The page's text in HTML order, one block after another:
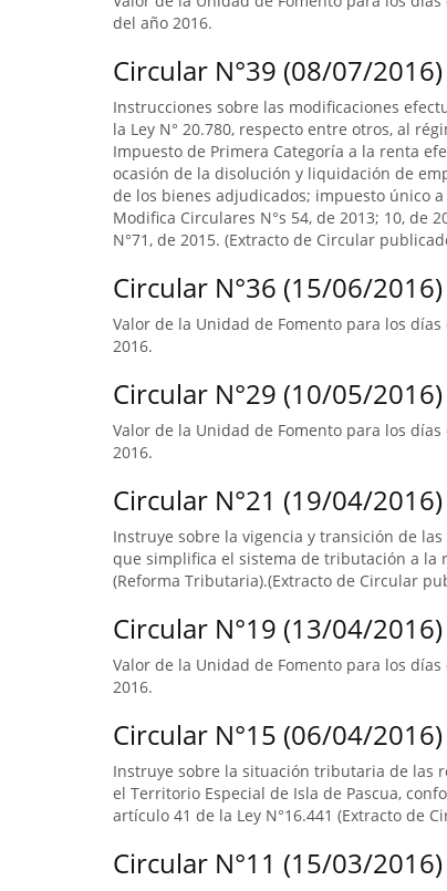
del año 2016.
Circular N°39 (08/07/2016)
Instrucciones sobre las modificaciones
la Ley N° 20.780, respecto entre otros, al
Impuesto de Primera Categoría a la renta
ocasión de la disolución y liquidación de
de los bienes adjudicados; impuesto único
Modifica Circulares N°s 54, de 2013; 10, de
N°71, de 2015. (Extracto de Circular
Circular N°36 (15/06/2016)
Valor de la Unidad de Fomento para los
2016.
Circular N°29 (10/05/2016)
Valor de la Unidad de Fomento para los
2016.
Circular N°21 (19/04/2016)
Instruye sobre la vigencia y transición de
que simplifica el sistema de tributación a la
(Reforma Tributaria).(Extracto de Circular
Circular N°19 (13/04/2016)
Valor de la Unidad de Fomento para los
2016.
Circular N°15 (06/04/2016)
Instruye sobre la situación tributaria de las
el Territorio Especial de Isla de Pascua,
artículo 41 de la Ley N°16.441 (Extracto de
Circular N°11 (15/03/2016)